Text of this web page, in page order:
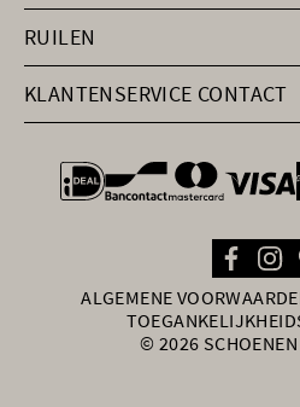
RUILEN
KLANTENSERVICE CONTACT
general.paymentOptions
ALGEMENE
© 2026